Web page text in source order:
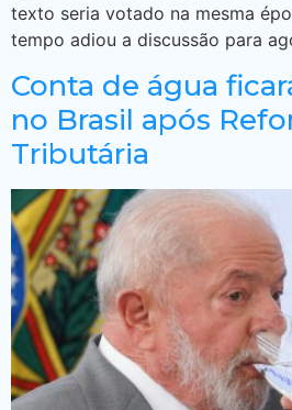
texto seria votado na mesma
tempo adiou a discussão para
Conta de água
no Brasil após
Tributária